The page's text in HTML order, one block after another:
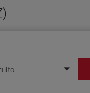
mes/año